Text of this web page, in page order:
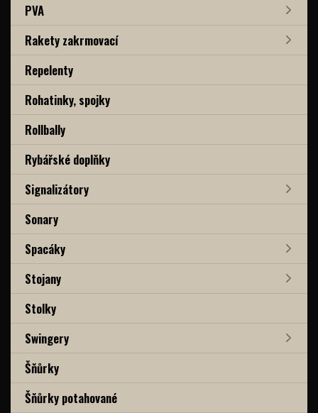
PVA
Rakety zakrmovací
Repelenty
Rohatinky, spojky
Rollbally
Rybářské doplňky
Signalizátory
Sonary
Spacáky
Stojany
Stolky
Swingery
Šňůrky
Šňůrky potahované